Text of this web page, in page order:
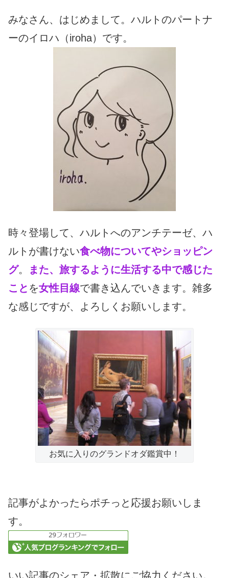
みなさん、はじめまして。ハルトのパートナ
ーのイロハ（iroha）です。
時々登場して、ハルトへのアンチテーゼ、ハ
ルトが書けない食べ物についてやショッピン
グ。 また、旅するように生活する中で感じた
こと を女性目線で書き込んでいきます。雑多
な感じですが、よろしくお願いします。
お気に入りのグランドオダ鑑賞中！
記事がよかったらポチっと応援お願いしま
す。
いい記事のシェア・拡散にご協力ください。